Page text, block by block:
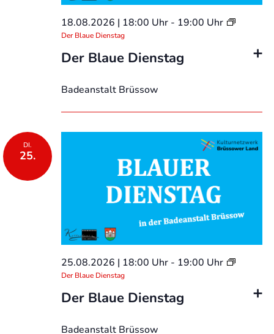
Der Blaue Dienstag
18.08.2026 | 18:00 Uhr- 19:00 Uhr
Der Blaue Dienstag
Badeanstalt Brüssow
DI.
25.
Der Blaue Dienstag
25.08.2026 | 18:00 Uhr- 19:00 Uhr
Der Blaue Dienstag
Badeanstalt Brüssow